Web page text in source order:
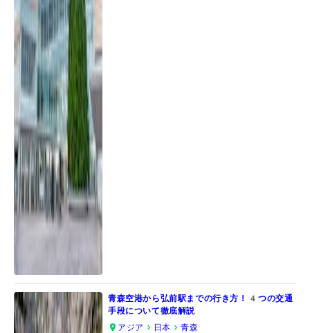
青森空港から弘前駅までの行き方！4つの交通
手段について徹底解説
アジア
日本 青森